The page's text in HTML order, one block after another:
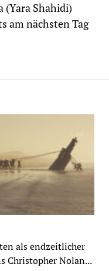
als endzeitlicher
Christopher Nolan...
(Yara Shahidi)
am nächsten Tag